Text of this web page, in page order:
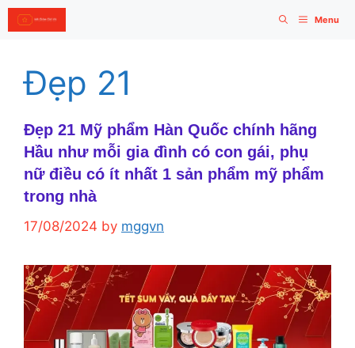
Skip
to
Menu
Đẹp 21
Đẹp 21 Mỹ phẩm Hàn Quốc chính hãng
Hầu như mỗi gia đình có con gái, phụ
nữ điều có ít nhất 1 sản phẩm mỹ phẩm
trong nhà
17/08/2024 by mggvn